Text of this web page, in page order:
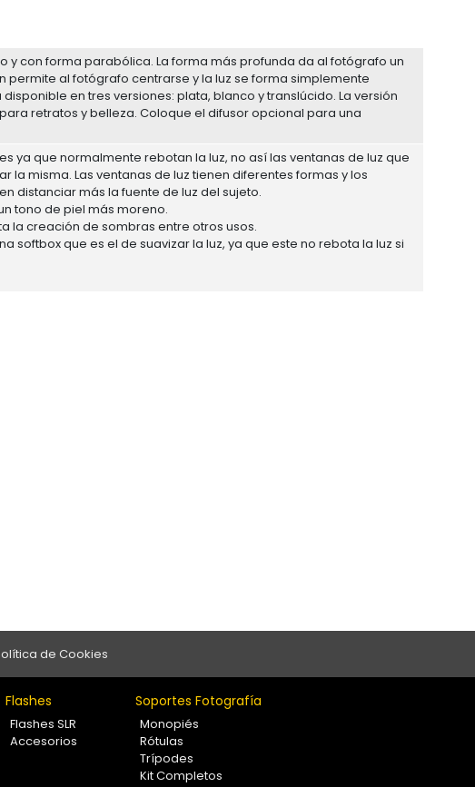
y con forma parabólica. La forma más profunda da al fotógrafo un
al fotógrafo centrarse y la luz se forma simplemente
en tres versiones: plata, blanco y translúcido. La versión
retratos y belleza. Coloque el difusor opcional para una
ya que normalmente rebotan la luz, no así las ventanas de luz que
la misma. Las ventanas de luz tienen diferentes formas y los
distanciar más la fuente de luz del sujeto.
tono de piel más moreno.
la creación de sombras entre otros usos.
softbox que es el de suavizar la luz, ya que este no rebota la luz si
de Cookies
Flashes
Flashes SLR
Accesorios
Soportes Fotografía
Monopiés
Rótulas
Trípodes
Kit Completos